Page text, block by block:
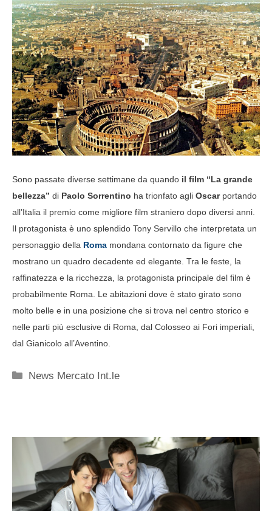
Sono passate diverse settimane da quando il film “La grande
bellezza” di Paolo Sorrentino ha trionfato agli Oscarportando
all’Italia il premio come migliore film straniero dopo diversi anni.
Il protagonista è uno splendido Tony Servillo che interpretata un
personaggio della Roma mondana contornato da figure che
mostrano un quadro decadente ed elegante. Tra le feste, la
raffinatezza e la ricchezza, la protagonista principale del film è
probabilmente Roma. Le abitazioni dove è stato girato sono
molto belle e in una posizione che si trova nel centro storico e
nelle parti più esclusive di Roma, dal Colosseo ai Fori imperiali,
dal Gianicolo all’Aventino.
Categorie
News Mercato Int.le